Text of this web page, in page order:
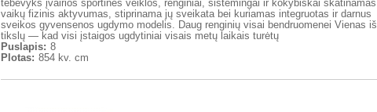
tebevyks įvairios sportinės veiklos, renginiai, sistemingai ir kokybiškai skatinamas
vaikų fizinis aktyvumas, stiprinama jų sveikata bei kuriamas integruotas ir darnus
sveikos gyvensenos ugdymo modelis. Daug renginių visai bendruomenei Vienas iš
tikslų ― kad visi įstaigos ugdytiniai visais metų laikais turėtų
Puslapis: 8
Plotas: 854 kv. cm